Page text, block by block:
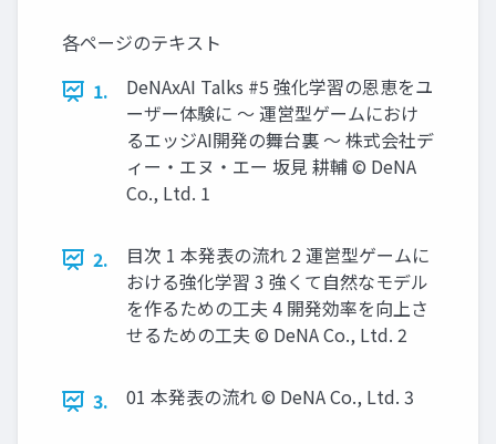
各ページのテキスト
1.
DeNAxAI Talks #5 強化学習の恩恵をユ
ーザー体験に 〜 運営型ゲームにおけ
るエッジAI開発の舞台裏 〜 株式会社デ
ィー・エヌ・エー 坂見 耕輔 © DeNA
Co., Ltd. 1
2.
目次 1 本発表の流れ 2 運営型ゲームに
おける強化学習 3 強くて自然なモデル
を作るための工夫 4 開発効率を向上さ
せるための工夫 © DeNA Co., Ltd. 2
3. 01 本発表の流れ © DeNA Co., Ltd. 3